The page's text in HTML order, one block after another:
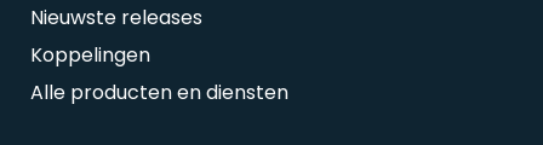
Nieuwste releases
Koppelingen
Alle producten en diensten